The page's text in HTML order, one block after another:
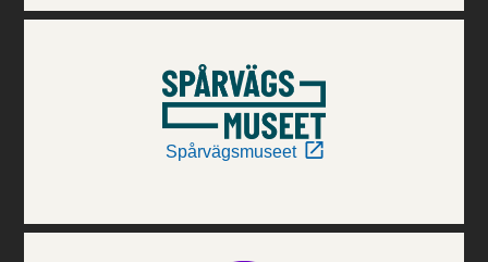
Spårvägsmuseet